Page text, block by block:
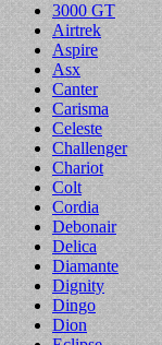
3000 GT
Airtrek
Aspire
Asx
Canter
Carisma
Celeste
Challenger
Chariot
Colt
Cordia
Debonair
Delica
Diamante
Dignity
Dingo
Dion